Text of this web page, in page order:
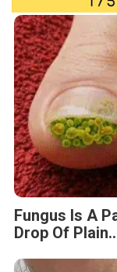
Fungus Is A
Drop Of